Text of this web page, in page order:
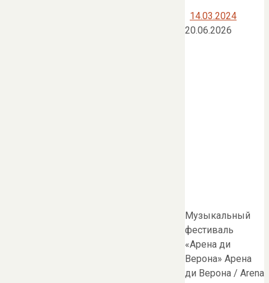
14.03.2024
20.06.2026
Музыкальный
фестиваль
«Арена ди
Верона» Арена
ди Верона / Arena